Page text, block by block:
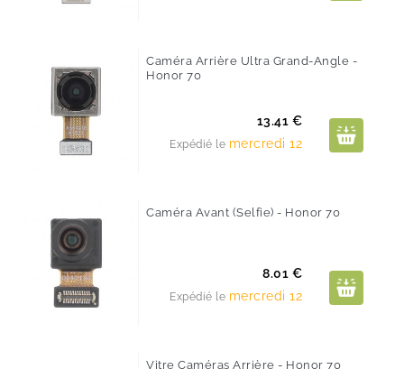
Caméra Arrière Ultra Grand-Angle -
Honor 70
Prix
13.41 €
Expédié le mercredi 12
Caméra Avant (selfie) - Honor 70
Prix
8.01 €
Expédié le mercredi 12
Vitre Caméras Arrière - Honor 70